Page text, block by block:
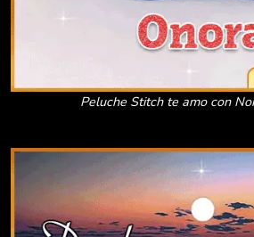
Peluche Stitch te amo con